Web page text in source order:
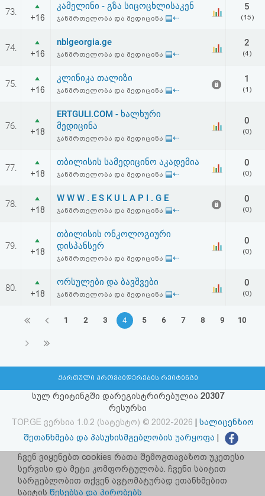
73.
+16
კამელინი - გზა სიცოცხლისაკენ
ჯანმრთელობა და მედიცინა ▤⇠
5
(15)
74.
+16
nblgeorgia.ge
ჯანმრთელობა და მედიცინა ▤⇠
2
(4)
75.
+16
კლინიკა თალიზი
ჯანმრთელობა და მედიცინა ▤⇠
1
(1)
76.
+18
ERTGULI.COM - ხალხური
მედიცინა
ჯანმრთელობა და მედიცინა ▤⇠
0
(0)
77.
+18
თბილისის სამედიცინო აკადემია
ჯანმრთელობა და მედიცინა ▤⇠
0
(0)
78.
+18
W W W . E S K U L A P I . G E
ჯანმრთელობა და მედიცინა ▤⇠
0
(0)
79.
+18
თბილისის ონკოლოგიური
დისპანსერ
ჯანმრთელობა და მედიცინა ▤⇠
0
(0)
80.
+18
ორსულები და ბავშვები
ჯანმრთელობა და მედიცინა ▤⇠
0
(0)
1 2 3 4 5 6 7 8 9 10
ქართული პროვაიდერების რეიტინგი
სულ რეიტინგში დარეგისტრირებულია 20307
რესურსი
TOP.GE ვერსია 1.0.2 (სატესტო) © 2002-2026
სალიცენზიო
შეთანხმება და პასუხისმგებლობის უარყოფა
facebook.com/TOP.GE
იხილეთ TOP.GE - ის ძველი ვერსია ბმულზე
ჩვენ ვიყენებთ cookies რათა შემოგთავაზოთ უკეთესი
სერვისი და მეტი კომფორტულობა. ჩვენი საიტით
სარგებლობით თქვენ ავტომატურად ეთანხმებით
საიტის წესებსა და პირობებს